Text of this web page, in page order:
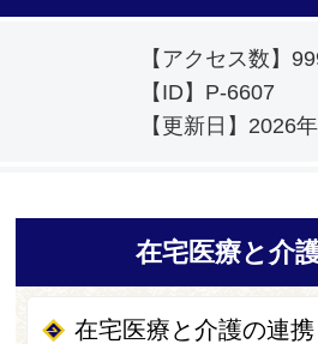
【アクセス数】
【ID】 P-6607
【更新日】 2026
在宅医療と介
在宅医療と介護の連携